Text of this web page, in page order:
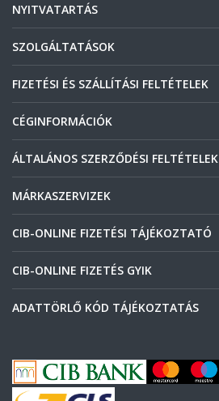
NYITVATARTÁS
SZOLGÁLTATÁSOK
FIZETÉSI ÉS SZÁLLÍTÁSI FELTÉTELEK
CÉGINFORMÁCIÓK
ÁLTALÁNOS SZERZŐDÉSI FELTÉTELEK
MÁRKASZERVIZEK
CIB-ONLINE FIZETÉSI TÁJÉKOZTATÓ
CIB-ONLINE FIZETÉS GYIK
ADATTÖRLŐ KÓD TÁJÉKOZTATÁS